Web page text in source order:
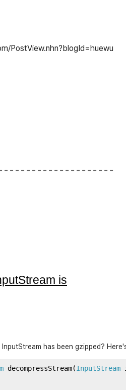
PostView.nhn?blogId=huewu
is
has been gzipped?
decompressStream(InputStream